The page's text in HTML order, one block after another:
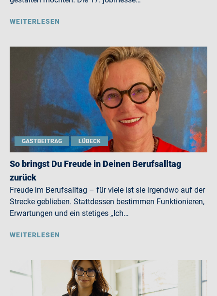
WEITERLESEN
GASTBEITRAG LÜBECK
So bringst Du Freude in Deinen Berufsalltag
zurück
Freude im Berufsalltag – für viele ist sie irgendwo auf der
Strecke geblieben. Stattdessen bestimmen Funktionieren,
Erwartungen und ein stetiges „Ich…
WEITERLESEN